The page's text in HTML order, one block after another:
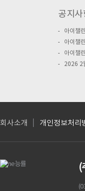
공지사
아이챌
2026 2
회사소개 개인정보처리
(